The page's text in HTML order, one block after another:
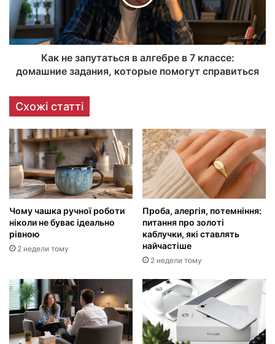
Как не запутаться в алгебре в 7 классе:
домашние задания, которые помогут справиться
Схожі статті
Чому чашка ручної роботи
ніколи не буває ідеально
рівною
2 недели тому
Проба, алергія, потемніння:
питання про золоті
каблучки, які ставлять
найчастіше
2 недели тому